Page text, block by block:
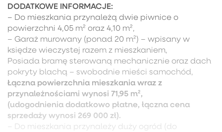
DODATKOWE INFORMACJE:
– Do mieszkania przynależą dwie piwnice o
powierzchni 4,05 m² oraz 4,10 m²,
– Garaż murowany (ponad 20 m²) – wpisany w
księdze wieczystej razem z mieszkaniem,
Posiada bramę sterowaną mechanicznie oraz dach
pokryty blachą – swobodnie mieści samochód,
Łączna powierzchnia mieszkania wraz z
przynależnościami wynosi 71,95 m²,
(udogodnienia dodatkowo płatne, łączna cena
sprzedaży wynosi 269 000 zł).
– Do mieszkania przynależy duży ogród (do